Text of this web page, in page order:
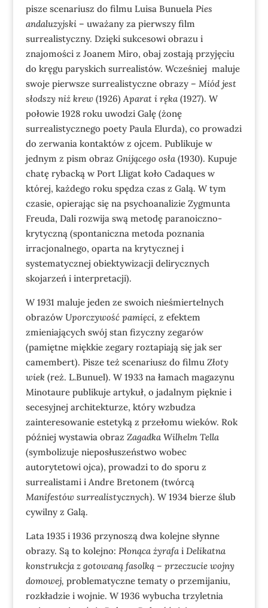
pisze scenariusz do filmu Luisa Bunuela Pies
andaluzyjski– uważany za pierwszy film
surrealistyczny. Dzięki sukcesowi obrazu i
znajomości z Joanem Miro, obaj zostają przyjęciu
do kręgu paryskich surrealistów. Wcześniej maluje
swoje pierwsze surrealistyczne obrazy – Miód jest
słodszy niż krew(1926) Aparat i ręka(1927). W
połowie 1928 roku uwodzi Galę (żonę
surrealistycznego poety Paula Elurda), co prowadzi
do zerwania kontaktów z ojcem. Publikuje w
jednym z pism obraz Gnijącego osła(1930). Kupuje
chatę rybacką w Port Lligat koło Cadaques w
której, każdego roku spędza czas z Galą. W tym
czasie, opierając się na psychoanalizie Zygmunta
Freuda, Dali rozwija swą metodę paranoiczno-
krytyczną (spontaniczna metoda poznania
irracjonalnego, oparta na krytycznej i
systematycznej obiektywizacji delirycznych
skojarzeń i interpretacji).
W 1931 maluje jeden ze swoich nieśmiertelnych
obrazów Uporczywość pamięci, z efektem
zmieniających swój stan fizyczny zegarów
(pamiętne miękkie zegary roztapiają się jak ser
camembert). Pisze też scenariusz do filmu Złoty
wiek (reż. L.Bunuel). W 1933 na łamach magazynu
Minotaure publikuje artykuł, o jadalnym pięknie i
secesyjnej architekturze, który wzbudza
zainteresowanie estetyką z przełomu wieków. Rok
później wystawia obraz Zagadka Wilhelm Tella
(symbolizuje nieposłuszeństwo wobec
autorytetowi ojca), prowadzi to do sporu z
surrealistami i Andre Bretonem (twórcą
Manifestów surrealistycznych). W 1934 bierze ślub
cywilny z Galą.
Lata 1935 i 1936 przynoszą dwa kolejne słynne
obrazy. Są to kolejno: Płonąca żyrafai Delikatna
konstrukcja z gotowaną fasolką – przeczucie wojny
domowej, problematyczne tematy o przemijaniu,
rozkładzie i wojnie. W 1936 wybucha trzyletnia